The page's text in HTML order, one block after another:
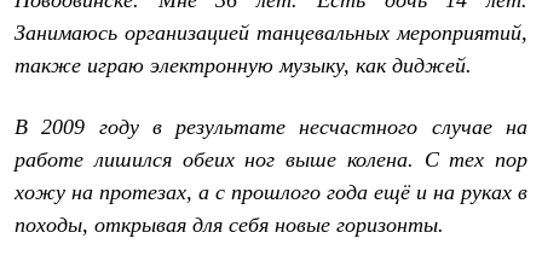
PEAK
ЗА ПОЛЯРНЫМ КРУГОМ
BASK juno
ИДЁМ В ПОХОД
Дневник капитана
Каталог дилеров
Компания
Баск сегодня
Занимаюсь организацией танцевальных мероприятий,
также играю электронную музыку, как диджей.
В 2009 году в результате несчастного случае на
работе лишился обеих ног выше колена. С тех пор
хожу на протезах, а с прошлого года ещё и на руках в
походы, открывая для себя новые горизонты.